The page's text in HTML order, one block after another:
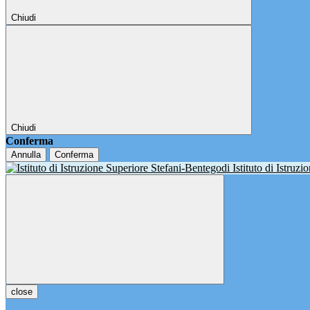
Chiudi
Chiudi
Conferma
Annulla Conferma
Istituto di
close